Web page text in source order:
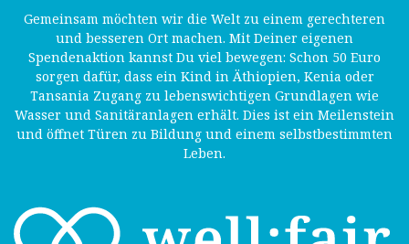
Gemeinsam möchten wir die Welt zu einem gerechteren
und besseren Ort machen. Mit Deiner eigenen
Spendenaktion kannst Du viel bewegen: Schon 50 Euro
sorgen dafür, dass ein Kind in Äthiopien, Kenia oder
Tansania Zugang zu lebenswichtigen Grundlagen wie
Wasser und Sanitäranlagen erhält. Dies ist ein Meilenstein
und öffnet Türen zu Bildung und einem selbstbestimmten
Leben.